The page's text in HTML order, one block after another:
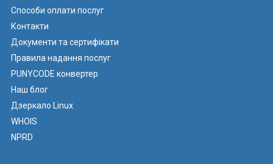
Способи оплати послуг
Контакти
Документи та сертифікати
Правила надання послуг
PUNYCODE конвертер
Наш блог
Дзеркало Linux
WHOIS
NPRD